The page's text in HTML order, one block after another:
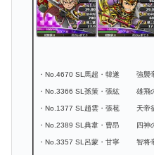
・No.4670 SL馬超・韓遂 強襲
・No.3366 SL孫策・張紘 雄飛
・No.1377 SL趙雲・張苞 天帝
・No.2389 SL典韋・曹昂 四神
・No.3357 SL呂蒙・甘寧 智将